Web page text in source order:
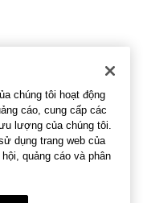
chúng tôi hoạt động
cáo, cung cấp các
lượng của chúng tôi.
dụng trang web của
quảng cáo và phân